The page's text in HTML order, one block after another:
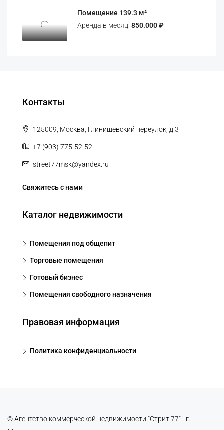
Помещение 139.3 м²
Аренда в месяц: 850.000 ₽
Контакты
125009, Москва, Глинищевский переулок, д.3
+7 (903) 775-52-52
street77msk@yandex.ru
Свяжитесь с нами
Каталог недвижимости
Помещения под общепит
Торговые помещения
Готовый бизнес
Помещения свободного назначения
Правовая информация
Политика конфиденциальности
© Агентство коммерческой недвижимости "Стрит 77" - г.